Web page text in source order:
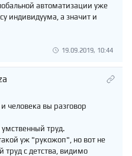
автоматизации уже
индивидуума, а значит и
19.09.2019, 10:44
человека вы разговор
труд.
уж "рукожоп", но вот не
с детства, видимо